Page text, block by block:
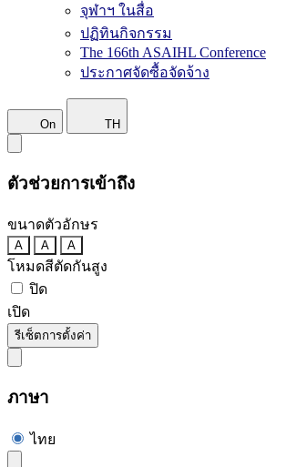
จุฬาฯ ในสื่อ
ปฏิทินกิจกรรม
The 166th ASAIHL Conference
ประกาศจัดซื้อจัดจ้าง
On TH
ตัวช่วยการเข้าถึง
ขนาดตัวอักษร
A A A
โหมดสีตัดกันสูง
ปิด
เปิด
รีเซ็ตการตั้งค่า
ภาษา
ไทย